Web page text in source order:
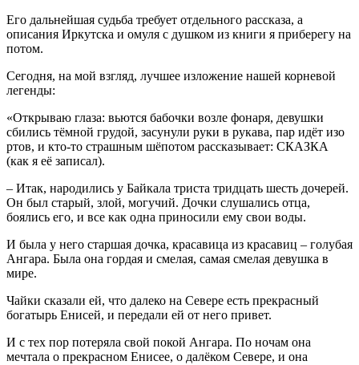
Его дальнейшая судьба требует отдельного рассказа, а
описания Иркутска и омуля с душком из книги я приберегу на
потом.
Сегодня, на мой взгляд, лучшее изложение нашей корневой
легенды:
«Открываю глаза: вьются бабочки возле фонаря, девушки
сбились тёмной грудой, засунули руки в рукава, пар идёт изо
ртов, и кто-то страшным шёпотом рассказывает: СКАЗКА
(как я её записал).
– Итак, народились у Байкала триста тридцать шесть дочерей.
Он был старый, злой, могучий. Дочки слушались отца,
боялись его, и все как одна приносили ему свои воды.
И была у него старшая дочка, красавица из красавиц – голубая
Ангара. Была она гордая и смелая, самая смелая девушка в
мире.
Чайки сказали ей, что далеко на Севере есть прекрасный
богатырь Енисей, и передали ей от него привет.
И с тех пор потеряла свой покой Ангара. По ночам она
мечтала о прекрасном Енисее, о далёком Севере, и она